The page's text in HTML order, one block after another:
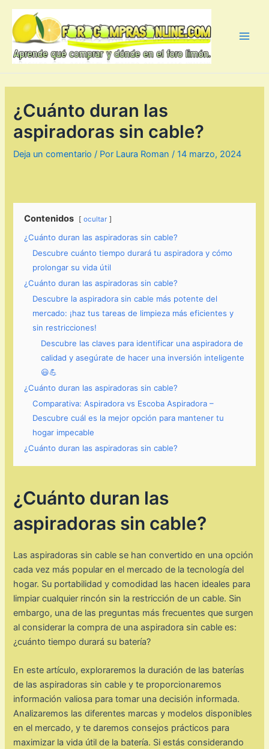
contenido
¿Cuánto duran las
aspiradoras sin cable?
Deja un comentario / Por Laura Roman /14 marzo, 2024
Contenidos ocultar
¿Cuánto duran las aspiradoras sin cable?
Descubre cuánto tiempo durará tu aspiradora y cómo
prolongar su vida útil
¿Cuánto duran las aspiradoras sin cable?
Descubre la aspiradora sin cable más potente del
mercado: ¡haz tus tareas de limpieza más eficientes y
sin restricciones!
Descubre las claves para identificar una aspiradora de
calidad y asegúrate de hacer una inversión inteligente
😃💪
¿Cuánto duran las aspiradoras sin cable?
Comparativa: Aspiradora vs Escoba Aspiradora –
Descubre cuál es la mejor opción para mantener tu
hogar impecable
¿Cuánto duran las aspiradoras sin cable?
¿Cuánto duran las
aspiradoras sin cable?
Las aspiradoras sin cable se han convertido en una opción
cada vez más popular en el mercado de la tecnología del
hogar. Su portabilidad y comodidad las hacen ideales para
limpiar cualquier rincón sin la restricción de un cable. Sin
embargo, una de las preguntas más frecuentes que surgen
al considerar la compra de una aspiradora sin cable es:
¿cuánto tiempo durará su batería?
En este artículo, exploraremos la duración de las baterías
de las aspiradoras sin cable y te proporcionaremos
información valiosa para tomar una decisión informada.
Analizaremos las diferentes marcas y modelos disponibles
en el mercado, y te daremos consejos prácticos para
maximizar la vida útil de la batería. Si estás considerando